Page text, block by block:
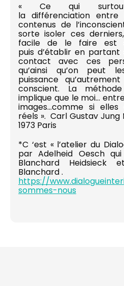
« Ce qui
la différenciation
contenus de
sorte isoler ces
facile de le faire est
puis d’établir en
contact avec ces
qu’ainsi qu’on peut
puissance
conscient. La
implique que le moi…
images…comme si
réels ». Carl Gustav Jung
1973 Paris
*C ‘est « l’atelier du
par Adelheid Oesch
Blanchard Heidsieck
Blanchard .
https://
sommes-nous